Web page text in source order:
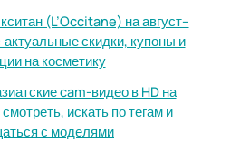
(L’Occitane) на август–
скидки, купоны и
на косметику
cam-видео в HD на
искать по тегам и
с моделями